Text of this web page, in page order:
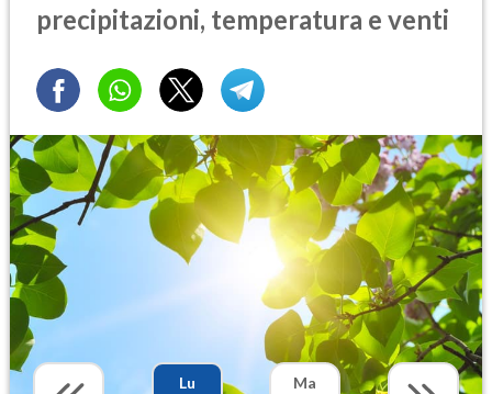
precipitazioni, temperatura e venti
Lu
Ma